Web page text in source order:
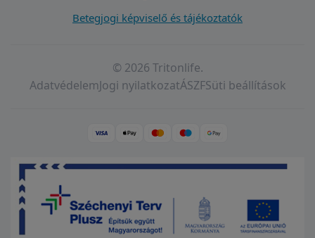
Betegjogi képviselő és tájékoztatók
© 2026 Tritonlife.
AdatvédelemJogi nyilatkozatÁSZFSüti beállítások